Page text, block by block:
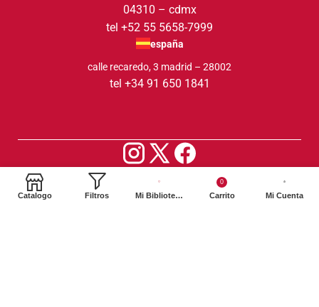
04310 – cdmx
tel +52 55 5658-7999
españa
calle recaredo, 3 madrid – 28002
tel +34 91 650 1841
2024. Siglo XXI Editores Argentina ©️. Todos los derechos
Catalogo Filtros Mi Biblioteca
0
Carrito Mi Cuenta